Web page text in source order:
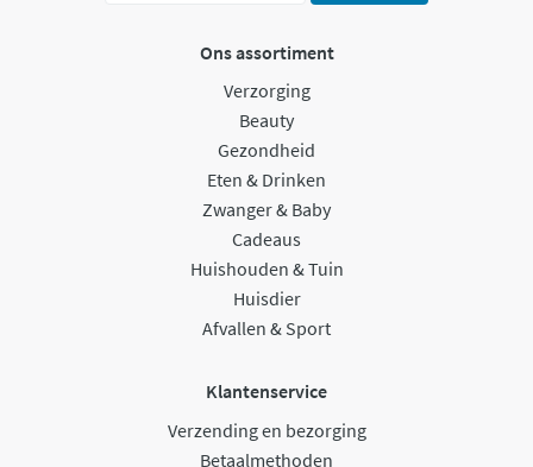
Ons assortiment
Verzorging
Beauty
Gezondheid
Eten & Drinken
Zwanger & Baby
Cadeaus
Huishouden & Tuin
Huisdier
Afvallen & Sport
Klantenservice
Verzending en bezorging
Betaalmethoden